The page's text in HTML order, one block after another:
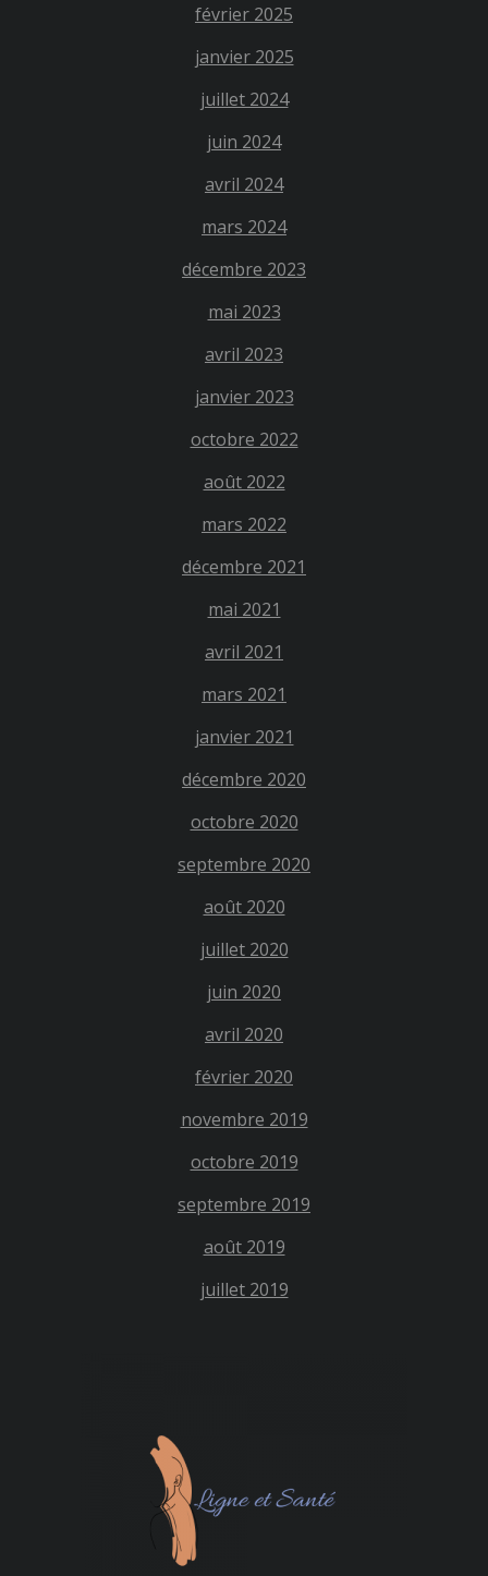
février 2025
janvier 2025
juillet 2024
juin 2024
avril 2024
mars 2024
décembre 2023
mai 2023
avril 2023
janvier 2023
octobre 2022
août 2022
mars 2022
décembre 2021
mai 2021
avril 2021
mars 2021
janvier 2021
décembre 2020
octobre 2020
septembre 2020
août 2020
juillet 2020
juin 2020
avril 2020
février 2020
novembre 2019
octobre 2019
septembre 2019
août 2019
juillet 2019